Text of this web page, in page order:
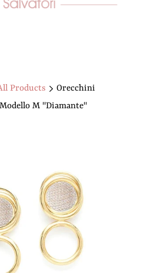
Products
Orecchini
M "Diamante"